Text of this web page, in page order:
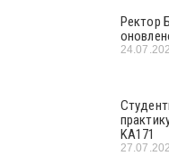
Ректор
KA171